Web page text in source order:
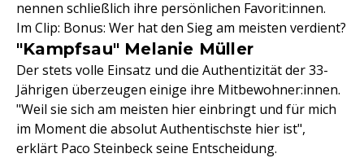
nennen schließlich ihre persönlichen Favorit:innen.
Im Clip: Bonus: Wer hat den Sieg am meisten verdient?
"Kampfsau" Melanie Müller
Der stets volle Einsatz und die Authentizität der 33-
Jährigen überzeugen einige ihre Mitbewohner:innen.
"Weil sie sich am meisten hier einbringt und für mich
im Moment die absolut Authentischste hier ist",
erklärt Paco Steinbeck seine Entscheidung.